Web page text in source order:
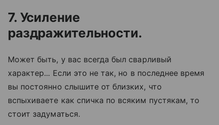
7. Усиление
раздражительности.
Может быть, у вас всегда был сварливый
характер... Если это не так, но в последнее время
вы постоянно слышите от близких, что
вспыхиваете как спичка по всяким пустякам, то
стоит задуматься.